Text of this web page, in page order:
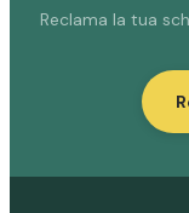
Reclama la tua